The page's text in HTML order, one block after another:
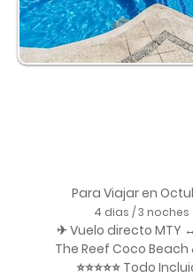
Para Viajar en
4 dias / 3 noches
✈ Vuelo directo MTY
The Reef Coco Beach
⭐⭐⭐⭐⭐ Todo